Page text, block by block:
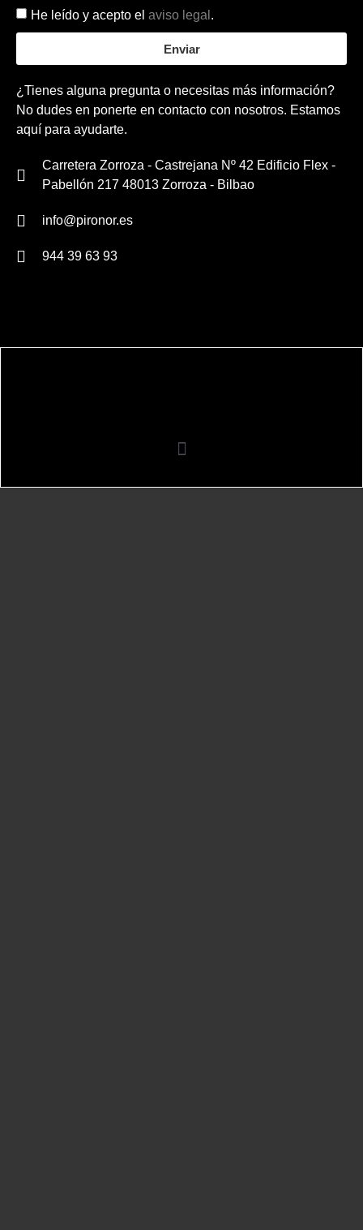
He leído y acepto el aviso legal .
Enviar
¿Tienes alguna pregunta o necesitas más información?
No dudes en ponerte en contacto con nosotros. Estamos
aquí para ayudarte.
Carretera Zorroza - Castrejana Nº 42 Edificio Flex -
Pabellón 217 48013 Zorroza - Bilbao
info@pironor.es
944 39 63 93